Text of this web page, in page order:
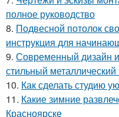
полное руководство
8. Подвесной потолок
инструкция для
9. Современный дизайн
стильный
10. Как сделать студию
11. Какие зимние
Красноярске